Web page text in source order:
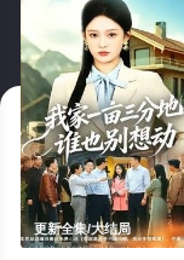
更新全集/大结局